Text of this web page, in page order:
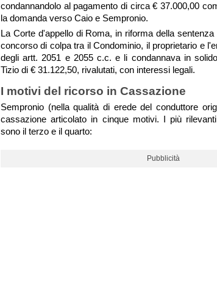
condannandolo al pagamento di circa € 37.000,00
la domanda verso Caio e Sempronio.
La Corte d'appello di Roma, in riforma della
concorso di colpa tra il Condominio, il proprietario e
degli artt. 2051 e 2055 c.c. e li condannava in
Tizio di € 31.122,50, rivalutati, con interessi legali.
I motivi del ricorso in Cassazione
Sempronio (nella qualità di erede del conduttore
cassazione articolato in cinque motivi. I più
sono il terzo e il quarto:
Pubblicità